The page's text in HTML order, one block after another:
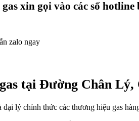
xin gọi vào các số hotline
zalo ngay
tại Đường Chân
đại lý chính thức các thương hiệu gas